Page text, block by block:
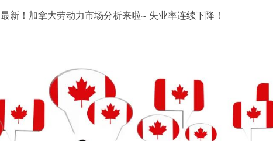
最新！加拿大劳动力市场分析来啦~ 失业率连续下降！